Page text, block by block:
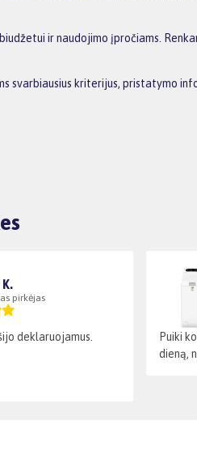
ir naudojimo įpročiams.
kriterijus, pristatymo
pirkėjas
deklaruojamus.
Puiki
dieną,